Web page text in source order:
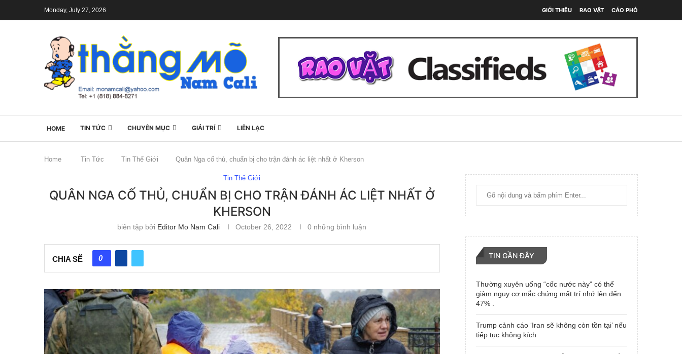
Monday, July 27, 2026 GIỚI THIỆU RAO VẶT CÁO PHÓ
HOME TIN TỨC CHUYÊN MỤC GIẢI TRÍ LIÊN LẠC
Home Tin Tức Tin Thế Giới Quân Nga cố thủ, chuẩn bị cho trận đánh ác liệt nhất ở Kherson
Tin Thế Giới
QUÂN NGA CỐ THỦ, CHUẨN BỊ CHO TRẬN ĐÁNH ÁC LIỆT NHẤT Ở
KHERSON
biên tập bởi Editor Mo Nam Cali October 26, 2022 0 những bình luận
CHIA SẼ 0 TIN GẦN ĐÂY
Thường xuyên uống “cốc nước này” có thể
giảm nguy cơ mắc chứng mất trí nhớ lên đến
47% .
Trump cảnh cáo ‘Iran sẽ không còn tồn tại’ nếu
tiếp tục không kích